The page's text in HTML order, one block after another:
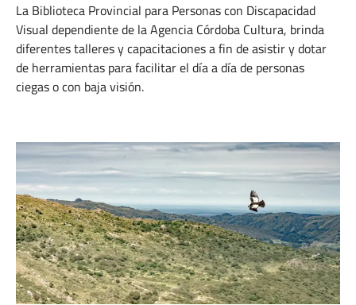
La Biblioteca Provincial para Personas con Discapacidad
Visual dependiente de la Agencia Córdoba Cultura, brinda
diferentes talleres y capacitaciones a fin de asistir y dotar
de herramientas para facilitar el día a día de personas
ciegas o con baja visión.